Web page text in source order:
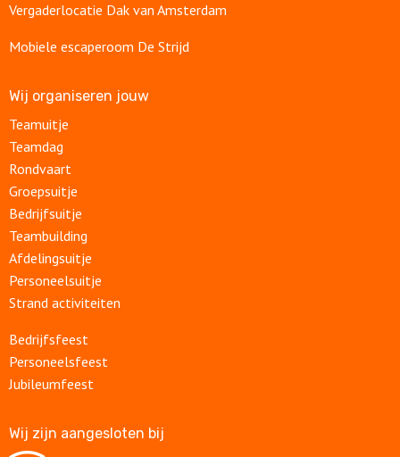
Vergaderlocatie Dak van Amsterdam
Mobiele escaperoom De Strijd
Wij organiseren jouw
Teamuitje
Teamdag
Rondvaart
Groepsuitje
Bedrijfsuitje
Teambuilding
Afdelingsuitje
Personeelsuitje
Strand activiteiten
Bedrijfsfeest
Personeelsfeest
Jubileumfeest
Wij zijn aangesloten bij